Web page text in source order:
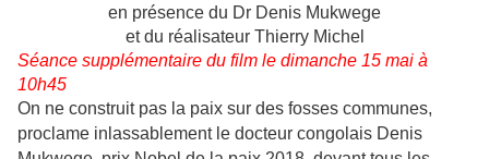
en présence du Dr Denis Mukwege
et du réalisateur Thierry Michel
Séance supplémentaire du film le dimanche 15 mai à
10h45
On ne construit pas la paix sur des fosses communes,
proclame inlassablement le docteur congolais Denis